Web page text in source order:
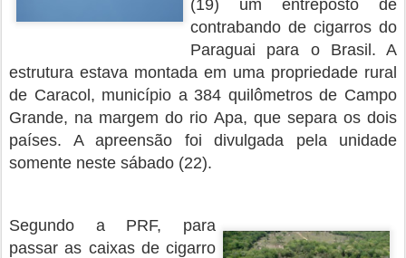
(19) um entreposto de
contrabando de cigarros do
Paraguai para o Brasil. A
estrutura estava montada em uma propriedade rural
de Caracol, município a 384 quilômetros de Campo
Grande, na margem do rio Apa, que separa os dois
países. A apreensão foi divulgada pela unidade
somente neste sábado (22).
Segundo a PRF, para
passar as caixas de cigarro